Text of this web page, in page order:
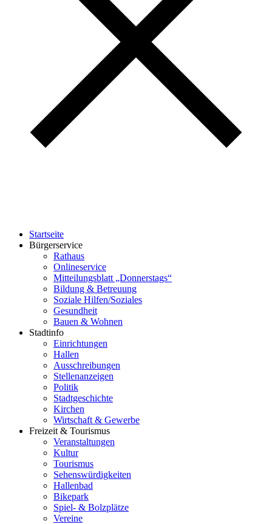
Startseite
Bürgerservice
Rathaus
Onlineservice
Mitteilungsblatt „Donnerstags“
Bildung & Betreuung
Soziale Hilfen/Soziales
Gesundheit
Bauen & Wohnen
Stadtinfo
Einrichtungen
Hallen
Ausschreibungen
Stellenanzeigen
Politik
Stadtgeschichte
Kirchen
Wirtschaft & Gewerbe
Freizeit & Tourismus
Veranstaltungen
Kultur
Tourismus
Sehenswürdigkeiten
Hallenbad
Bikepark
Spiel- & Bolzplätze
Vereine